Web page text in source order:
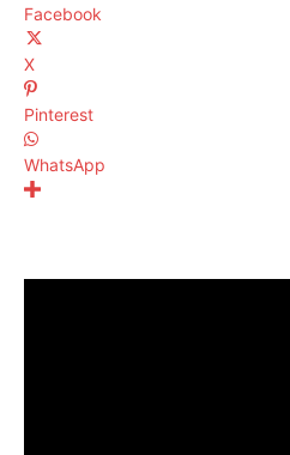
Facebook
X
Pinterest
WhatsApp